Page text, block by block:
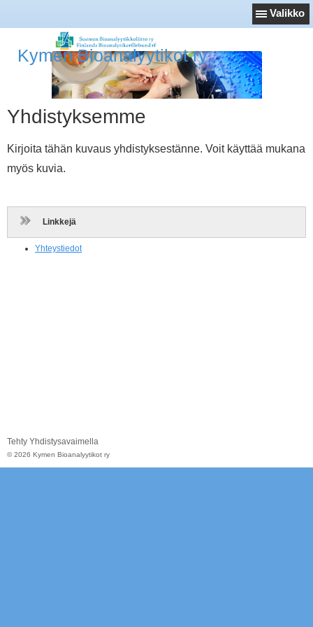
Valikko
Kymen Bioanalyytikot ry
Yhdistyksemme
Kirjoita tähän kuvaus yhdistyksestänne. Voit käyttää mukana
myös kuvia.
Linkkejä
Yhteystiedot
Tehty Yhdistysavaimella
©2026 Kymen Bioanalyytikot ry